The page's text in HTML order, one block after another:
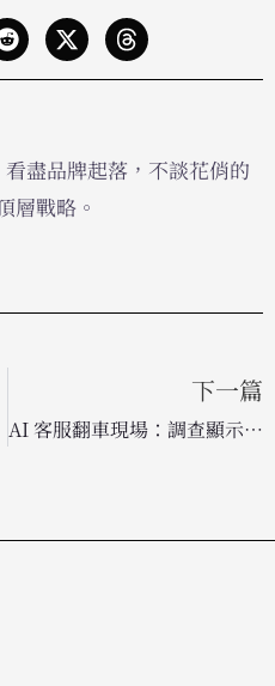
盡品牌起落，不談花俏的
層戰略。
下一篇
AI 客服翻車現場：調查顯示 74% 企業因損害品牌信任而撤回 AI 代理